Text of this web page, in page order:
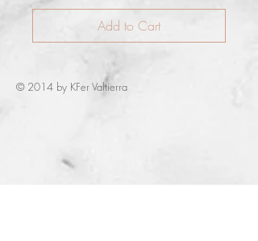
Add to Cart
© 2014 by KFer Valtierra